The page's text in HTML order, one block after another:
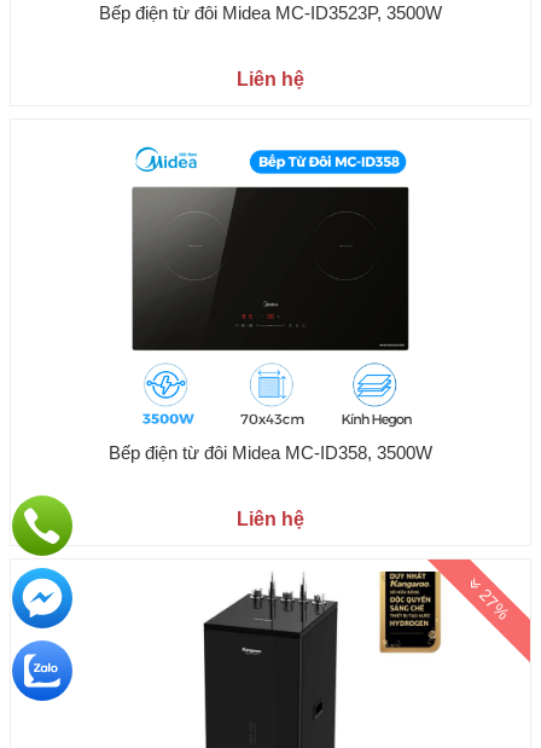
Bếp điện từ đôi Midea MC-ID3523P, 3500W
Liên hệ
Bếp điện từ đôi Midea MC-ID358, 3500W
Liên hệ
27%